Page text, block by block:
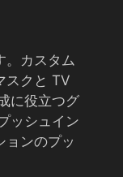
。カスタム
スクと TV
に役立つグ
ッシュイン
ョンのプッ